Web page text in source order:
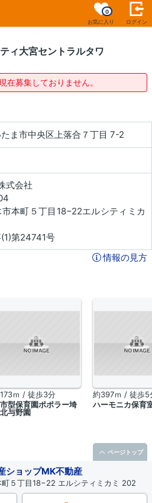
お気に入り
0
ログイン
ィ大宮セントラルタワ
在募集しておりません。
ま市中央区上落合７丁目 7-2
式会社
本町５丁目18−22エルシティミカ
第24741号
情報の見方
ｍ / 徒歩3分
型保育園ポポラー埼
与野園
約397ｍ / 徒歩5
ハーモニカ保育
ショップMK不動産
５丁目18−22 エルシティミカミ 202
ページトップ